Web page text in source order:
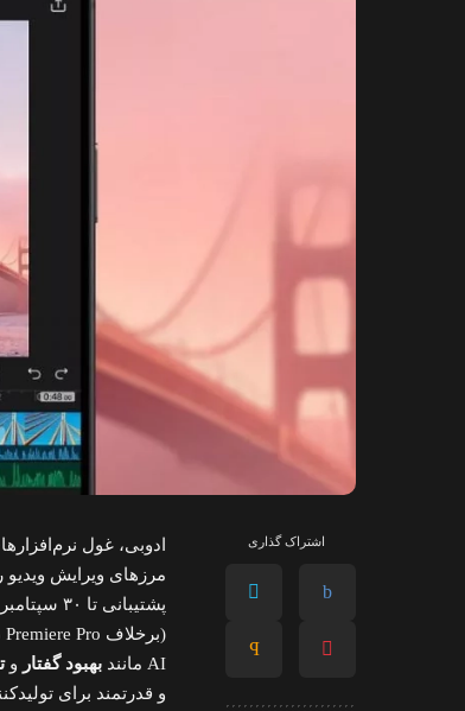
اشتراک گذاری ادوبی، غول
مرزهای ویرایش ویدیو
AI مانند
بهبود گفتار و
و قدرتمند برای